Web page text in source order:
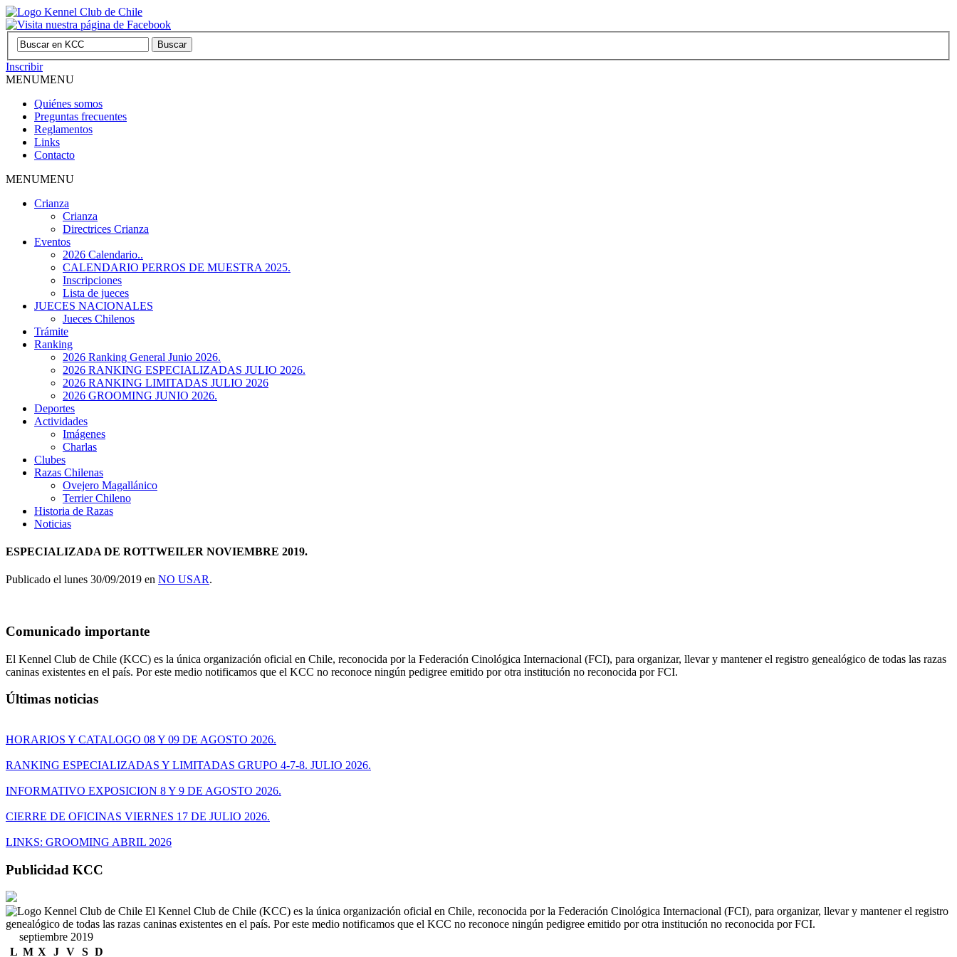
Inscribir
MENUMENU
Quiénes somos
Preguntas frecuentes
Reglamentos
Links
Contacto
MENUMENU
Crianza
Crianza
Directrices Crianza
Eventos
2026 Calendario..
CALENDARIO PERROS DE MUESTRA 2025.
Inscripciones
Lista de jueces
JUECES NACIONALES
Jueces Chilenos
Trámite
Ranking
2026 Ranking General Junio 2026.
2026 RANKING ESPECIALIZADAS JULIO 2026.
2026 RANKING LIMITADAS JULIO 2026
2026 GROOMING JUNIO 2026.
Deportes
Actividades
Imágenes
Charlas
Clubes
Razas Chilenas
Ovejero Magallánico
Terrier Chileno
Historia de Razas
Noticias
ESPECIALIZADA DE ROTTWEILER NOVIEMBRE 2019.
Publicado el lunes 30/09/2019 en NO USAR.
Comunicado importante
El Kennel Club de Chile (KCC) es la única organización oficial en Chile, reconocida por la Federación Cinológica Internacional (FCI), para organizar, llevar y mantener el registro genealógico de todas las razas
caninas existentes en el país. Por este medio notificamos que el KCC no reconoce ningún pedigree emitido por otra institución no reconocida por FCI.
Últimas noticias
HORARIOS Y CATALOGO 08 Y 09 DE AGOSTO 2026.
RANKING ESPECIALIZADAS Y LIMITADAS GRUPO 4-7-8. JULIO 2026.
INFORMATIVO EXPOSICION 8 Y 9 DE AGOSTO 2026.
CIERRE DE OFICINAS VIERNES 17 DE JULIO 2026.
LINKS: GROOMING ABRIL 2026
Publicidad KCC
El Kennel Club de Chile (KCC) es la única organización oficial en Chile, reconocida por la Federación Cinológica Internacional (FCI), para organizar, llevar y mantener el registro
genealógico de todas las razas caninas existentes en el país. Por este medio notificamos que el KCC no reconoce ningún pedigree emitido por otra institución no reconocida por FCI.
septiembre 2019
L M X J V S D